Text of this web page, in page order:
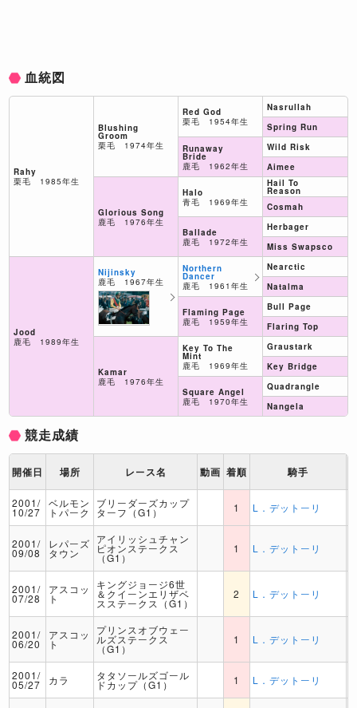
血統図
Rahy
栗毛 1985年生
Jood
鹿毛 1989年生
Blushing
Groom
栗毛 1974年生
Glorious Song
鹿毛 1976年生
Nijinsky
鹿毛 1967年生
Kamar
鹿毛 1976年生
Red God
栗毛 1954年生
Runaway
Bride
鹿毛 1962年生
Halo
青毛 1969年生
Ballade
鹿毛 1972年生
Northern
Dancer
鹿毛 1961年生
Flaming Page
鹿毛 1959年生
Key To The
Mint
鹿毛 1969年生
Square Angel
鹿毛 1970年生
Nasrullah
Spring Run
Wild Risk
Aimee
Hail To
Reason
Cosmah
Herbager
Miss Swapsco
Nearctic
Natalma
Bull Page
Flaring Top
Graustark
Key Bridge
Quadrangle
Nangela
競走成績
開催日 場所 レース名 動画 着順 騎手
2001/
10/27
ベルモン
トパーク
ブリーダーズカップ
ターフ（G1） 1 L．デットーリ
2001/
09/08
レパーズ
タウン
アイリッシュチャン
ピオンステークス
（G1）
1 L．デットーリ
2001/
07/28
アスコッ
ト
キングジョージ6世
＆クイーンエリザベ
スステークス（G1）
2 L．デットーリ
2001/
06/20
アスコッ
ト
プリンスオブウェー
ルズステークス
（G1）
1 L．デットーリ
2001/
05/27 カラ タタソールズゴール
ドカップ（G1） 1 L．デットーリ